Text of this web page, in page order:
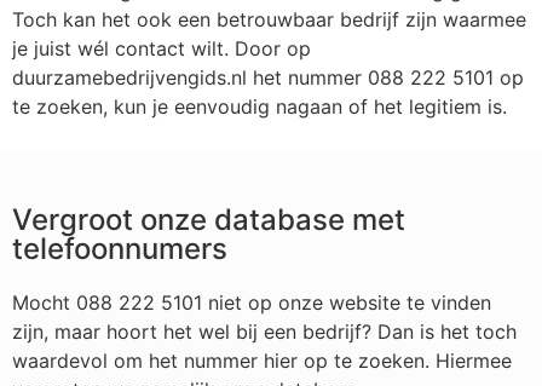
Toch kan het ook een betrouwbaar bedrijf zijn waarmee
je juist wél contact wilt. Door op
duurzamebedrijvengids.nl het nummer 088 222 5101 op
te zoeken, kun je eenvoudig nagaan of het legitiem is.
Vergroot onze database met
telefoonnumers
Mocht 088 222 5101 niet op onze website te vinden
zijn, maar hoort het wel bij een bedrijf? Dan is het toch
waardevol om het nummer hier op te zoeken. Hiermee